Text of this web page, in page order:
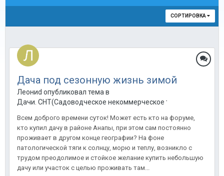
СОРТИРОВКА
Дача под сезонную жизнь зимой
Леониd опубликовал тема в
Дачи. СНТ(Садоводческое некоммерческое товарищество)
Всем доброго времени суток! Может есть кто на форуме,
кто купил дачу в районе Анапы, при этом сам постоянно
проживает в другом конце географии? На фоне
патологической тяги к солнцу, морю и теплу, возникло с
трудом преодолимое и стойкое желание купить небольшую
дачу или участок с целью проживать там...